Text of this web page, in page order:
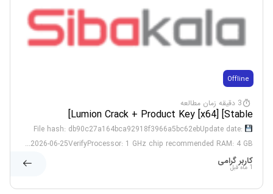
Offline
3 دقیقه زمان مطالعه
Lumion Crack + Product Key [x64] [Stable]
File hash: db90c27a164bca92918f3966a5bc62ebUpdate date:
2026-06-25VerifyProcessor: 1 GHz chip recommended RAM: 4 GB...
کاربر گرامی
1 ماه قبل